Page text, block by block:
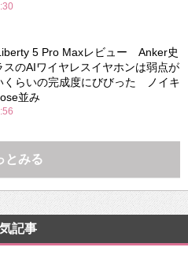
5 Pro Maxレビュー Anker史
スのAIワイヤレスイヤホンは弱点が
くらいの完成度にびびった ノイキ
並み
とみる
記事